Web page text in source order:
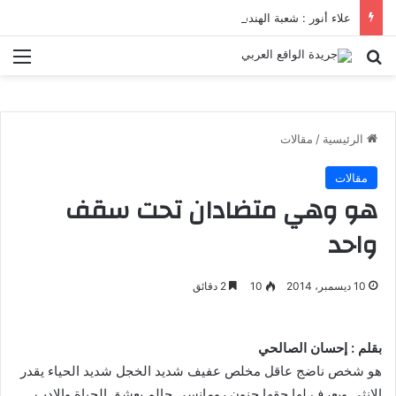
بحث عن
الرئيسية / مقالات
مقالات
هو وهي متضادان تحت سقف
واحد
10 ديسمبر، 2014 10
بقلم : إحسان الصالحي
هو شخص ناضج عاقل مخلص عفيف شديد الخجل شديد الحياء يقدر